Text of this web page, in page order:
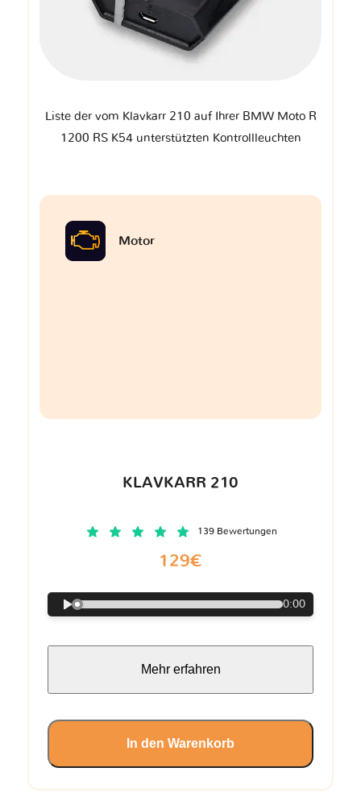
Liste der vom Klavkarr 210 auf Ihrer BMW Moto R
1200 RS K54 unterstützten Kontrollleuchten
Motor
KLAVKARR 210
139 Bewertungen
129€
0:00
Mehr erfahren
In den Warenkorb